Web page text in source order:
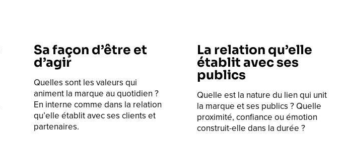
Sa façon d’être et
d’agir
Quelles sont les valeurs qui
animent la marque au quotidien ?
En interne comme dans la relation
qu’elle établit avec ses clients et
partenaires.
La relation qu’elle
établit avec ses
publics
Quelle est la nature du lien qui unit
la marque et ses publics ? Quelle
proximité, confiance ou émotion
construit-elle dans la durée ?